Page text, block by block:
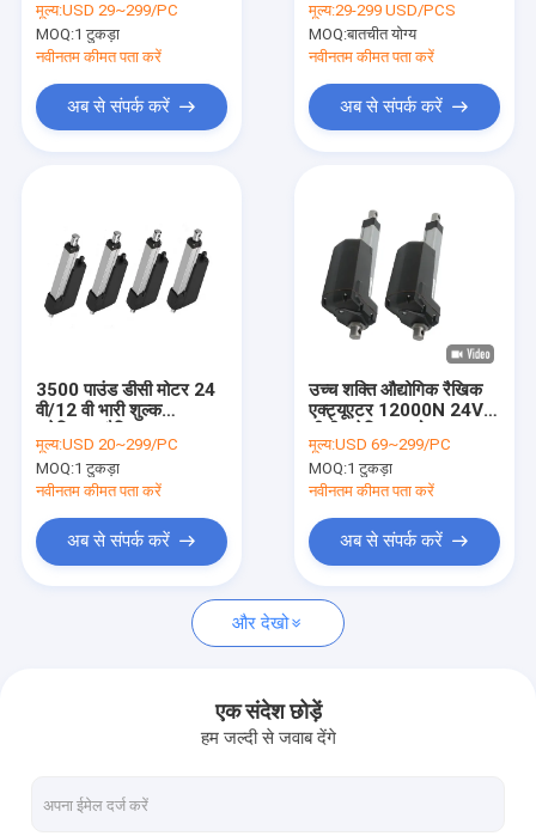
हमारे बारे में
संपर्क करें
समाचार
एक उद्धरण की विनती करे
रैखिक एक्ट्यूएटर नियंत्रक
हैवी ड्यूटी लीनियर एक्चुएटर्स
लिफ्टिंग कॉलम एक्ट्यूएटर
25-600mm
मूल्य:USD 29~299/PC
MOQ:1 टुकड़ा
नवीनतम कीमत पता करें
अब से संपर्क करें
मूल्य:29-299 USD/PCS
MOQ:बातचीत योग्य
नवीनतम कीमत पता करें
अब से संपर्क करें
3500 पाउंड डीसी मोटर 24
वी/12 वी भारी शुल्क
मूल्य:USD 20~299/PC
MOQ:1 टुकड़ा
नवीनतम कीमत पता करें
अब से संपर्क करें
उच्च शक्ति औद्योगिक रैखिक
एक्ट्यूएटर 12000N 24V
मूल्य:USD 69~299/PC
MOQ:1 टुकड़ा
नवीनतम कीमत पता करें
अब से संपर्क करें
और देखो
एक संदेश छोड़ें
हम जल्दी से जवाब देंगे